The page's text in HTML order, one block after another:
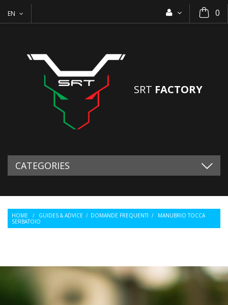
0
EN
SRT FACTORY
CATEGORIES
HOME / GUIDES & ADVICE / DOMANDE FREQUENTI /
MANUBRIO TOCCA
SERBATOIO